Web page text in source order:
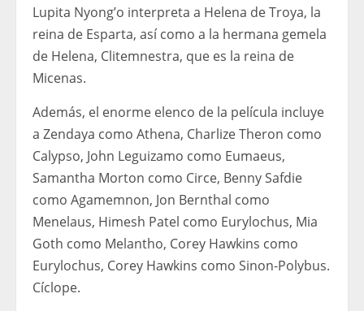
Lupita Nyong’o interpreta a Helena de Troya, la
reina de Esparta, así como a la hermana gemela
de Helena, Clitemnestra, que es la reina de
Micenas.
Además, el enorme elenco de la película incluye
a Zendaya como Athena, Charlize Theron como
Calypso, John Leguizamo como Eumaeus,
Samantha Morton como Circe, Benny Safdie
como Agamemnon, Jon Bernthal como
Menelaus, Himesh Patel como Eurylochus, Mia
Goth como Melantho, Corey Hawkins como
Eurylochus, Corey Hawkins como Sinon-Polybus.
Cíclope.